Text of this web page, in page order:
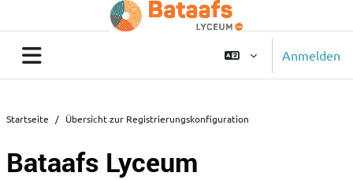
Anmelden
Startseite Übersicht zur Registrierungskonfiguration
Bataafs Lyceum